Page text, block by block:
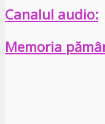
Canalul audio:
Memoria